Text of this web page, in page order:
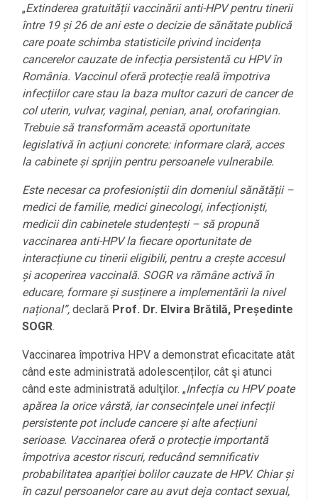
„Extinderea gratuității vaccinării anti-HPV pentru tinerii
între 19 și 26 de ani este o decizie de sănătate publică
care poate schimba statisticile privind incidența
cancerelor cauzate de infecția persistentă cu HPV în
România. Vaccinul oferă protecție reală împotriva
infecțiilor care stau la baza multor cazuri de cancer de
col uterin, vulvar, vaginal, penian, anal, orofaringian.
Trebuie să transformăm această oportunitate
legislativă în acțiuni concrete: informare clară, acces
la cabinete și sprijin pentru persoanele vulnerabile.
Este necesar ca profesioniștii din domeniul sănătății –
medici de familie, medici ginecologi, infecționiști,
medicii din cabinetele studențești – să propună
vaccinarea anti-HPV la fiecare oportunitate de
interacțiune cu tinerii eligibili, pentru a crește accesul
și acoperirea vaccinală. SOGR va rămâne activă în
educare, formare și susținere a implementării la nivel
național”, declară Prof. Dr. Elvira Brătilă, Președinte
SOGR.
Vaccinarea împotriva HPV a demonstrat eficacitate atât
când este administrată adolescenților, cât şi atunci
când este administrată adulţilor. „Infecția cu HPV poate
apărea la orice vârstă, iar consecințele unei infecții
persistente pot include cancere și alte afecțiuni
serioase. Vaccinarea oferă o protecție importantă
împotriva acestor riscuri, reducând semnificativ
probabilitatea apariției bolilor cauzate de HPV. Chiar și
în cazul persoanelor care au avut deja contact sexual,